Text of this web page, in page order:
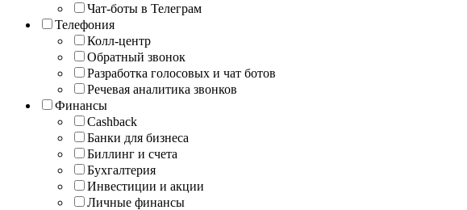
Чат-боты в Телеграм
Телефония
Колл-центр
Обратный звонок
Разработка голосовых и чат ботов
Речевая аналитика звонков
Финансы
Cashback
Банки для бизнеса
Биллинг и счета
Бухгалтерия
Инвестиции и акции
Личные финансы